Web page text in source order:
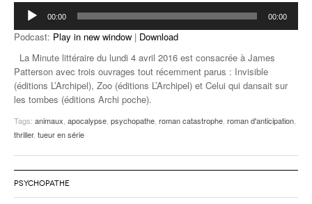
Lecteur
audio
00:00 00:00
Podcast: Play in new window | Download
La Minute littéraire du lundi 4 avril 2016 est consacrée à James
Patterson avec trois ouvrages tout récemment parus : Invisible
(éditions L’Archipel), Zoo (éditions L’Archipel) et Celui qui dansait sur
les tombes (éditions Archi poche).
Tags: animaux apocalypse psychopathe roman catastrophe roman d'anticipation
thriller, tueur en série
PSYCHOPATHE